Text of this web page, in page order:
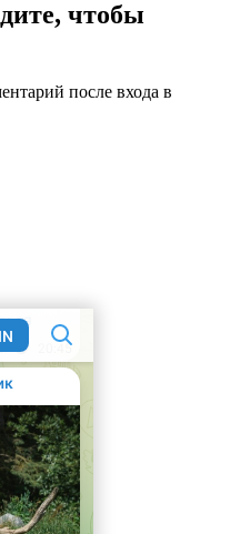
чтобы
после входа в